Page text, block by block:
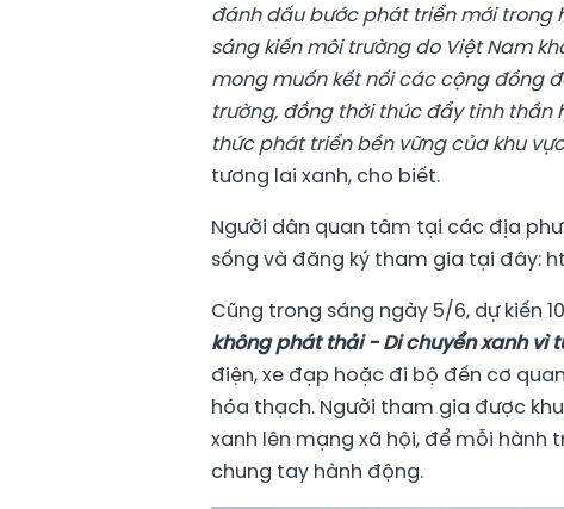
đánh dấu bước phát triển mới trong
sáng kiến môi trường do Việt Nam
mong muốn kết nối các cộng đồng
trường, đồng thời thúc đẩy tinh
thức phát triển bền vững của khu
tương lai xanh, cho biết.
Người dân quan tâm tại các địa
sống và đăng ký tham gia tại đây:
Cũng trong sáng ngày 5/6, dự kiến
không phát thải - Di chuyển xanh vì
điện, xe đạp hoặc đi bộ đến cơ
hóa thạch. Người tham gia được
xanh lên mạng xã hội, để mỗi
chung tay hành động.